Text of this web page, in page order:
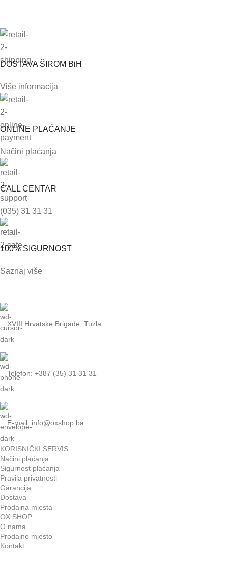
DOSTAVA ŠIROM BiH
Više informacija
ONLINE PLAĆANJE
Načini plaćanja
CALL CENTAR
(035) 31 31 31
100% SIGURNOST
Saznaj više
XVIII Hrvatske Brigade, Tuzla
Telefon: +387 (35) 31 31 31
E-mail: info@oxshop.ba
KORISNIČKI SERVIS
Načini plaćanja
Sigurnost plaćanja
Pravila privatnosti
Garancija
Dostava
Prodajna mjesta
OX SHOP
O nama
Prodajno mjesto
Kontakt